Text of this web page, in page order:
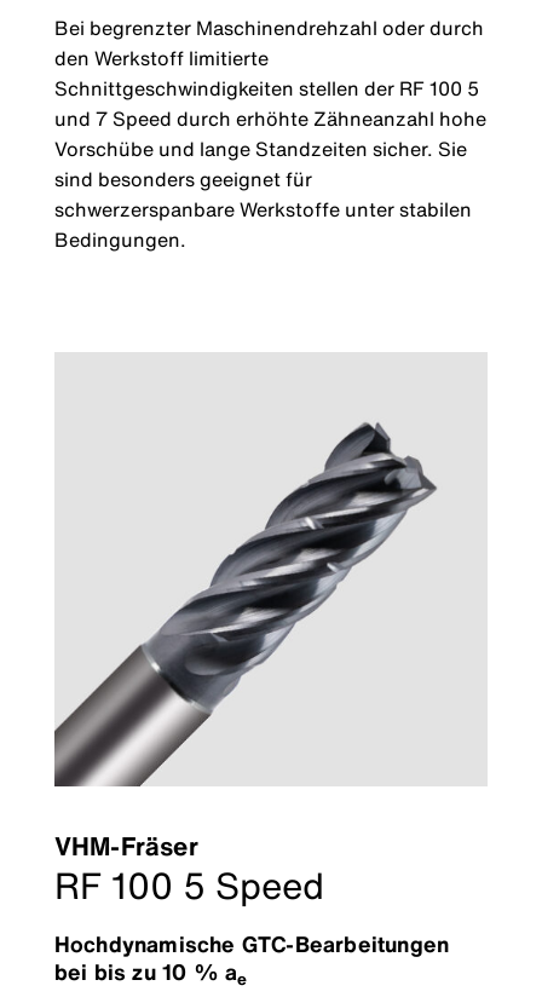
Bei begrenzter Maschinendrehzahl oder durch
den Werkstoff limitierte
Schnittgeschwindigkeiten stellen der RF 100 5
und 7 Speed durch erhöhte Zähneanzahl hohe
Vorschübe und lange Standzeiten sicher. Sie
sind besonders geeignet für
schwerzerspanbare Werkstoffe unter stabilen
Bedingungen.
VHM-Fräser
RF 100 5 Speed
Hochdynamische GTC-Bearbeitungen
bei bis zu 10 % ae